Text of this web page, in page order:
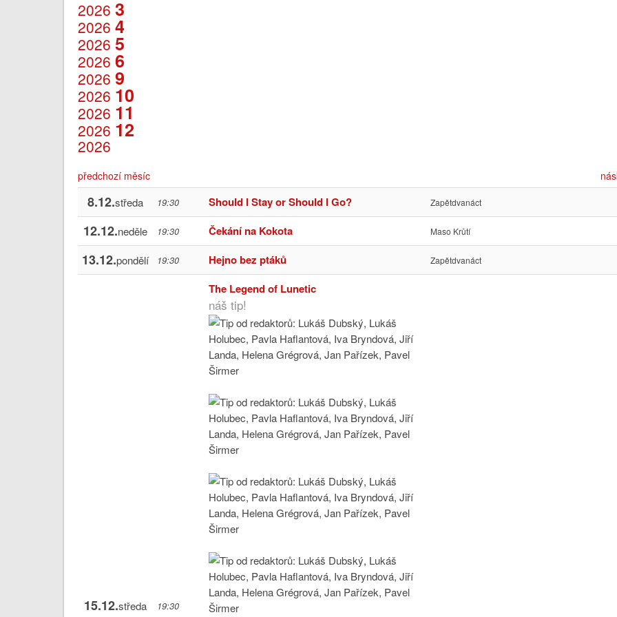
2026 3
2026 4
2026 5
2026 6
2026 9
2026 10
2026 11
2026 12
2026
předchozí měsíc
8.12.středa 19:30 Should I Stay or Should I Go? Zapětdvanáct
12.12.neděle 19:30 Čekání na Kokota Maso Krůtí
13.12.pondělí 19:30 Hejno bez ptáků Zapětdvanáct
15.12.středa 19:30
The Legend of Lunetic
náš tip!